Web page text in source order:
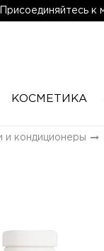
Присоединяйтесь
КОСМЕТИКА
и кондиционеры